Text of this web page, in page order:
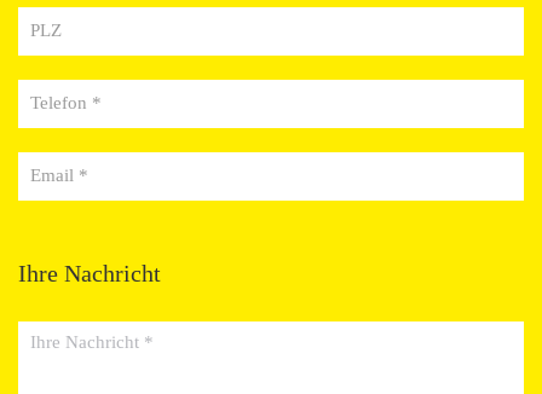
Ihre Nachricht
Ihre Nachricht